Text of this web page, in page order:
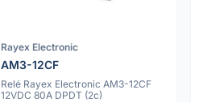
Rayex Electronic
AM3-12CF
Relé Rayex Electronic AM3-12CF
12VDC 80A DPDT (2c)